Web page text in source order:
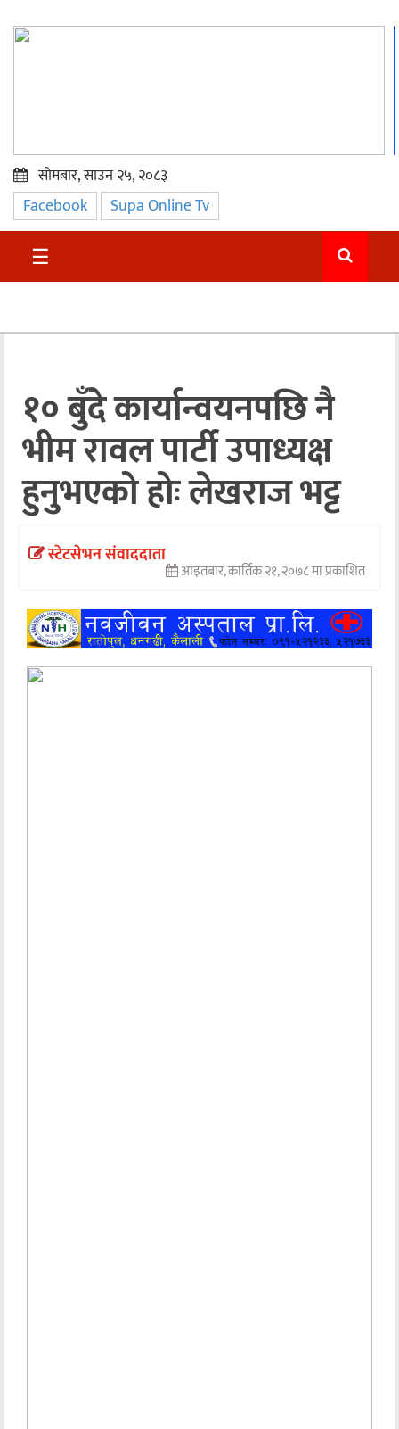
प्रमुख
समाचार
सुदुर
अन्तराष्ट्रिय
अन्तर्वार्ता
अर्थ
खेलकुद
मनोरञ्जन
सोमबार, साउन २५, २०८३
Facebook Supa Online Tv
☰
१० बुँदे कार्यान्वयनपछि नै
भीम रावल पार्टी उपाध्यक्ष
हुनुभएको होः लेखराज भट्ट
स्टेटसेभन संवाददाता
आइतबार, कार्तिक २१, २०७८ मा प्रकाशित